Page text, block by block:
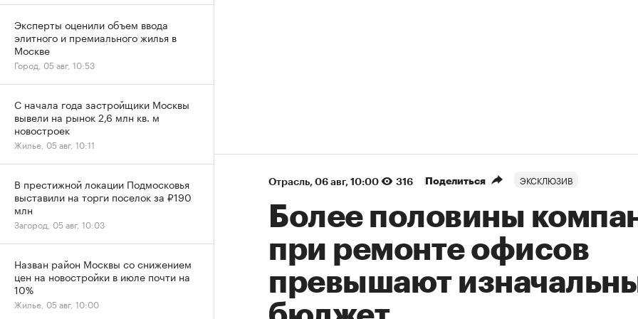
Отрасль⁠, 06 авг, 10:00 316 Поделиться ЭКСКЛЮЗИВ
Более половины
при ремонте офисов
превышают
Эксперты оценили объем ввода
элитного и премиального жилья в
Москве
Город, 05 авг, 10:53
С начала года застройщики Москвы
вывели на рынок 2,6 млн кв. м
новостроек
Жилье, 05 авг, 10:11
В престижной локации Подмосковья
выставили на торги поселок за ₽190
млн
Загород, 05 авг, 10:03
Назван район Москвы со снижением
цен на новостройки в июле почти на
10%
Жилье, 05 авг, 10:00